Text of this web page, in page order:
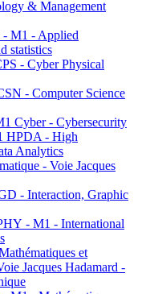
& Management
M1 - Applied
statistics
- Cyber Physical
- Computer Science
Cyber - Cybersecurity
HPDA - High
Analytics
- Voie Jacques
- Interaction, Graphic
- M1 - International
et
Jacques Hadamard -